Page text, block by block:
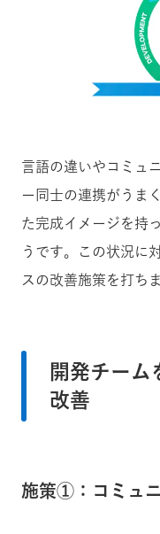
言語の違いやコミュ
ー同士の連携がうま
た完成イメージを持
うです。この状況に
スの改善施策を打ち
開発チーム
改善
施策①：コミュ